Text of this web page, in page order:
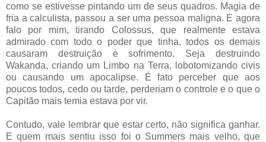
como se estivesse pintando um de seus quadros. Magia de
fria a calculista, passou a ser uma pessoa maligna. E agora
falo por mim, tirando Colossus, que realmente estava
admirado com todo o poder que tinha, todos os demais
causaram destruição e sofrimento. Seja destruindo
Wakanda, criando um Limbo na Terra, lobotomizando civis
ou causando um apocalipse. É fato perceber que aos
poucos todos, cedo ou tarde, perderiam o controle e o que o
Capitão mais temia estava por vir.
Contudo, vale lembrar que estar certo, não significa ganhar.
E quem mais sentiu isso foi o Summers mais velho, que